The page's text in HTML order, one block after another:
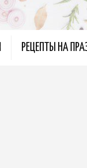
РЕЦЕПТЫ НА